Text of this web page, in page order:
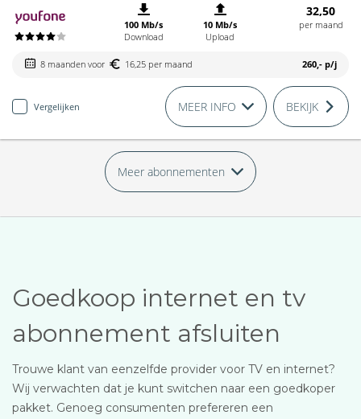
100 Mb/s
Download
10 Mb/s
Upload
32,50
per maand
8 maanden voor 16,25 per maand 260,- p/j
Vergelijken MEER INFO BEKIJK
Meer abonnementen
Goedkoop internet en tv
abonnement afsluiten
Trouwe klant van eenzelfde provider voor TV en internet?
Wij verwachten dat je kunt switchen naar een goedkoper
pakket. Genoeg consumenten prefereren een